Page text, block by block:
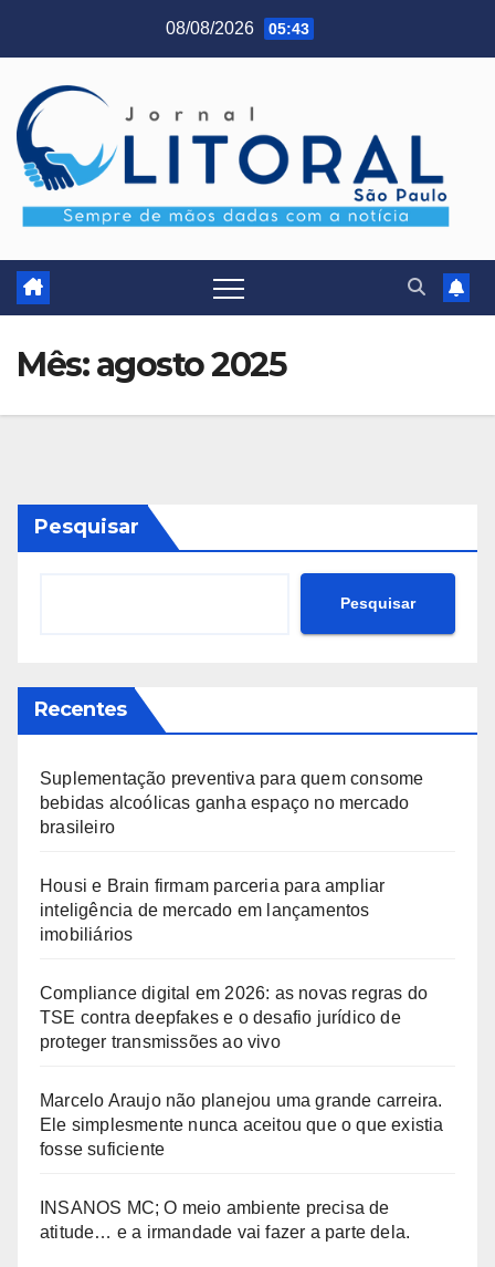
08/08/2026 05:43
Mês:agosto 2025
Pesquisar
Pesquisar
Recentes
Suplementação preventiva para quem consome
bebidas alcoólicas ganha espaço no mercado
brasileiro
Housi e Brain firmam parceria para ampliar
inteligência de mercado em lançamentos
imobiliários
Compliance digital em 2026: as novas regras do
TSE contra deepfakes e o desafio jurídico de
proteger transmissões ao vivo
Marcelo Araujo não planejou uma grande carreira.
Ele simplesmente nunca aceitou que o que existia
fosse suficiente
INSANOS MC; O meio ambiente precisa de
atitude… e a irmandade vai fazer a parte dela.